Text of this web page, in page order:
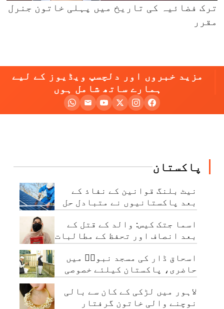
ترک فضائیہ کی تاریخ میں پہلی خاتون جنرل
مقرر
مزید خبروں اور دلچسپ ویڈیوز کے لیے
ہمارے ساتھ شامل ہوں
پاکستان
نیٹ بلنگ قوانین کے نفاذ کے
بعد پاکستانیوں نے متبادل حل
نکال لیا
اسما جتک کیس: والد کے قتل کے
بعد انصاف اور تحفظ کے مطالبات
میں شدت
اسحاق ڈار کی مسجد نبویؐ میں
حاضری، پاکستان کیلئے خصوصی
دعائیں
لاہور میں لڑکی کے کان سے بالی
نوچنے والی خاتون گرفتار